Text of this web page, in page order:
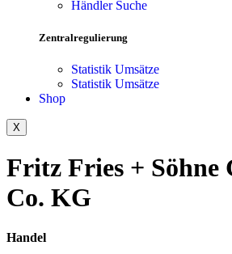
Händler Suche
Zentralregulierung
Statistik Umsätze
Statistik Umsätze
Shop
X
Fritz Fries + Söhne
Co. KG
Handel